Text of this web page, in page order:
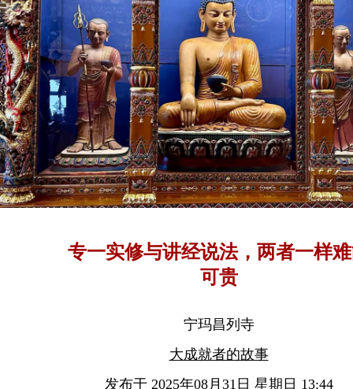
专一实修与讲经说法，两者一样
可贵
宁玛昌列寺
大成就者的故事
发布于 2025年08月31日 星期日 13:44